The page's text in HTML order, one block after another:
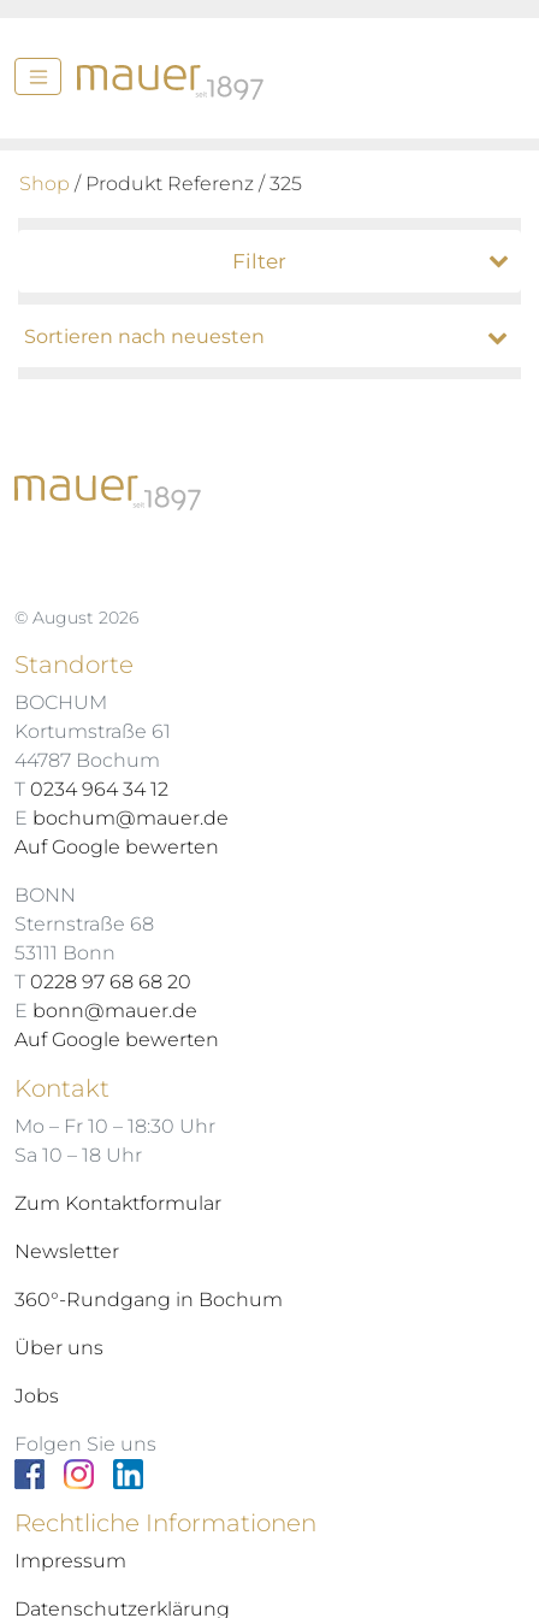
Shop / Produkt Referenz / 325
Filter
© August 2026
Standorte
BOCHUM
Kortumstraße 61
44787 Bochum
T 0234 964 34 12
E bochum@mauer.de
Auf Google bewerten
BONN
Sternstraße 68
53111 Bonn
T 0228 97 68 68 20
E bonn@mauer.de
Auf Google bewerten
Kontakt
Mo – Fr 10 – 18:30 Uhr
Sa 10 – 18 Uhr
Zum Kontaktformular
Newsletter
360°-Rundgang in Bochum
Über uns
Jobs
Folgen Sie uns
Rechtliche Informationen
Impressum
Datenschutzerklärung